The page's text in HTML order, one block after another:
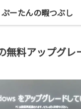
共働き二人暮らしを楽しもう
無料アップグ
ぷーたんの暇つぶし